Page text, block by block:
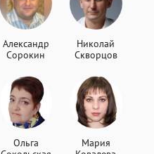
Александр
Сорокин
Николай
Скворцов
Ольга
Мария